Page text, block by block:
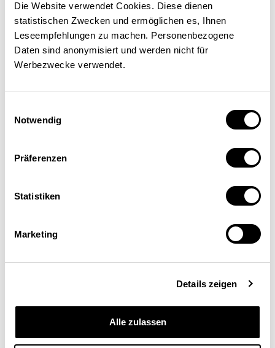
Die Website verwendet Cookies. Diese dienen
statistischen Zwecken und ermöglichen es, Ihnen
Leseempfehlungen zu machen. Personenbezogene
Daten sind anonymisiert und werden nicht für
Werbezwecke verwendet.
Notwendig
Präferenzen
Statistiken
Marketing
Details zeigen
Alle zulassen
Hanspeter Rentsch
Membre de la direction générale de Swatch Group,
Schweizerische
Confédération suisse
Confederazione Svizzera